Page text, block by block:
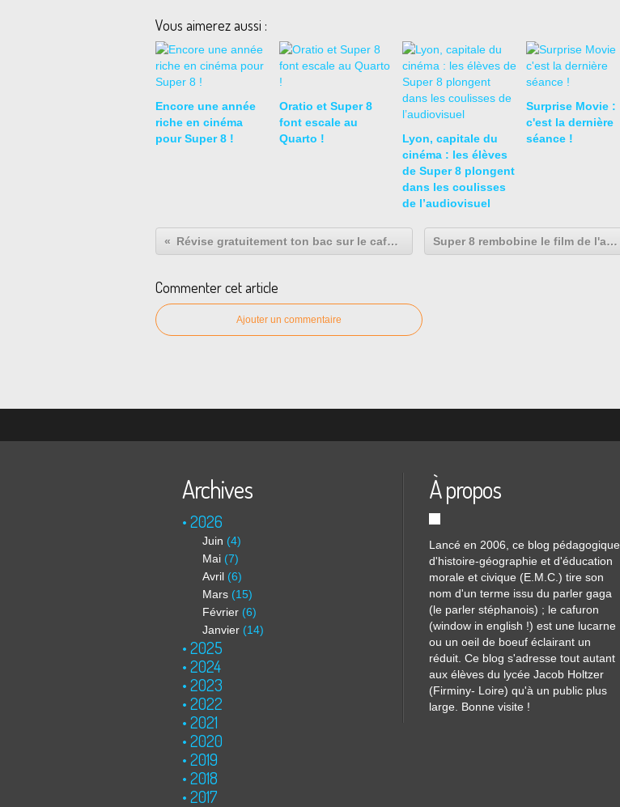
Vous aimerez aussi :
Encore une année
riche en cinéma
pour Super 8 !
Oratio et Super 8
font escale au
Quarto !
Lyon, capitale du
cinéma : les élèves
de Super 8 plongent
dans les coulisses
de l’audiovisuel
Surprise Movie :
c'est la dernière
séance !
Révise gratuitement ton bac sur le cafuron ! Super 8 rembobine le film de l'année
Commenter cet article
Ajouter un commentaire
Archives
2026
Juin (4)
Mai (7)
Avril (6)
Mars (15)
Février (6)
Janvier (14)
2025
2024
2023
2022
2021
2020
2019
2018
2017
À propos
Lancé en 2006, ce blog pédagogique
d'histoire-géographie et d'éducation
morale et civique (E.M.C.) tire son
nom d'un terme issu du parler gaga
(le parler stéphanois) ; le cafuron
(window in english !) est une lucarne
ou un oeil de boeuf éclairant un
réduit. Ce blog s'adresse tout autant
aux élèves du lycée Jacob Holtzer
(Firminy- Loire) qu'à un public plus
large. Bonne visite !